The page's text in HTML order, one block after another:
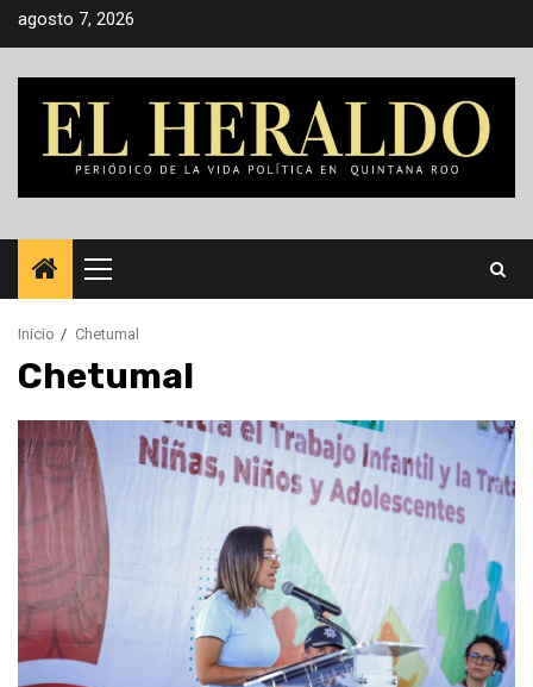
Saltar
agosto 7, 2026
Menú
principal
Inicio Chetumal
Chetumal